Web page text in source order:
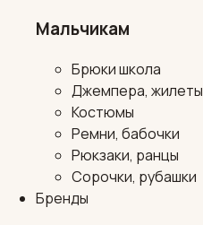
Мальчикам
Брюки школа
Джемпера, жилеты
Костюмы
Ремни, бабочки
Рюкзаки, ранцы
Сорочки, рубашки
Бренды